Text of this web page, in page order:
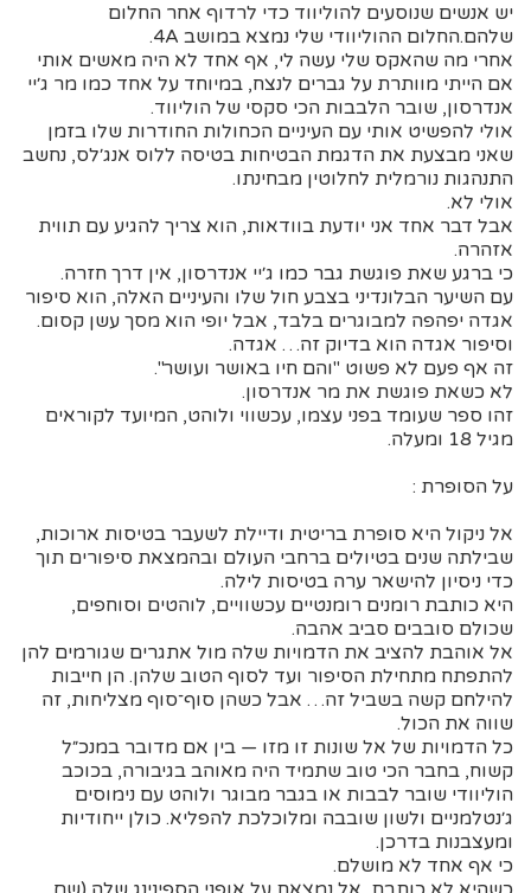
יש אנשים שנוסעים להוליווד כדי לרדוף אחר החלום
שלהם.החלום ההוליוודי שלי נמצא במושב 4A.
אחרי מה שהאקס שלי עשה לי, אף אחד לא היה מאשים אותי
אם הייתי מוותרת על גברים לנצח, במיוחד על אחד כמו מר ג׳יי
אנדרסון, שובר הלבבות הכי סקסי של הוליווד.
אולי להפשיט אותי עם העיניים הכחולות החודרות שלו בזמן
שאני מבצעת את הדגמת הבטיחות בטיסה ללוס אנג׳לס, נחשב
התנהגות נורמלית לחלוטין מבחינתו.
אולי לא.
אבל דבר אחד אני יודעת בוודאות, הוא צריך להגיע עם תווית
אזהרה.
כי ברגע שאת פוגשת גבר כמו ג׳יי אנדרסון, אין דרך חזרה.
עם השיער הבלונדיני בצבע חול שלו והעיניים האלה, הוא סיפור
אגדה יפהפה למבוגרים בלבד, אבל יופי הוא מסך עשן קסום.
וסיפור אגדה הוא בדיוק זה… אגדה.
זה אף פעם לא פשוט "והם חיו באושר ועושר".
לא כשאת פוגשת את מר אנדרסון.
זהו ספר שעומד בפני עצמו, עכשווי ולוהט, המיועד לקוראים
מגיל 18 ומעלה.
על הסופרת :
אל ניקול היא סופרת בריטית ודיילת לשעבר בטיסות ארוכות,
שבילתה שנים בטיולים ברחבי העולם ובהמצאת סיפורים תוך
כדי ניסיון להישאר ערה בטיסות לילה.
היא כותבת רומנים רומנטיים עכשוויים, לוהטים וסוחפים,
שכולם סובבים סביב אהבה.
אל אוהבת להציב את הדמויות שלה מול אתגרים שגורמים להן
להתפתח מתחילת הסיפור ועד לסוף הטוב שלהן. הן חייבות
להילחם קשה בשביל זה… אבל כשהן סוף־סוף מצליחות, זה
שווה את הכול.
כל הדמויות של אל שונות זו מזו — בין אם מדובר במנכ״ל
קשוח, בחבר הכי טוב שתמיד היה מאוהב בגיבורה, בכוכב
הוליוודי שובר לבבות או בגבר מבוגר ולוהט עם נימוסים
ג׳נטלמניים ולשון שובבה ומלוכלכת להפליא. כולן ייחודיות
ומעצבנות בדרכן.
כי אף אחד לא מושלם.